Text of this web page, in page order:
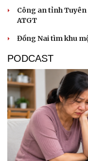
Công an tỉnh
ATGT
Đồng Nai tìm khu
PODCAST